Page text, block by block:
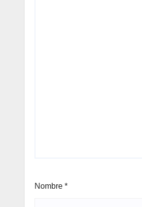
Nombre *